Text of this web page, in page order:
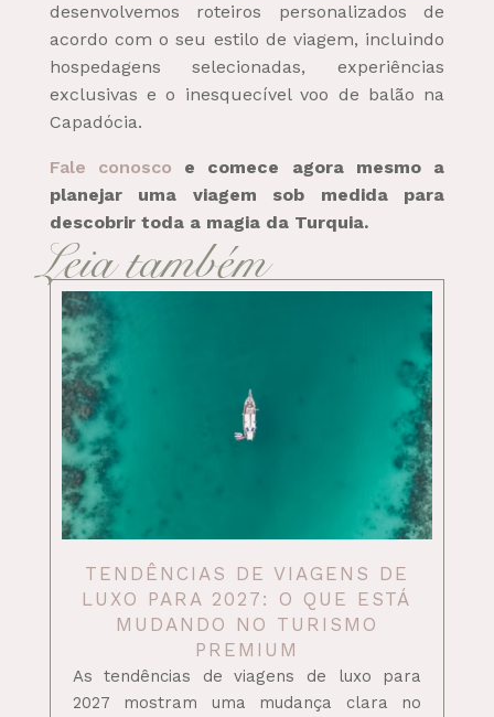
desenvolvemos roteiros personalizados de
acordo com o seu estilo de viagem, incluindo
hospedagens selecionadas, experiências
exclusivas e o inesquecível voo de balão na
Capadócia.
Fale conosco e comece agora mesmo a
planejar uma viagem sob medida para
descobrir toda a magia da Turquia.
Leia também
TENDÊNCIAS DE VIAGENS DE
LUXO PARA 2027: O QUE ESTÁ
MUDANDO NO TURISMO
PREMIUM
As tendências de viagens de luxo para
2027 mostram uma mudança clara no